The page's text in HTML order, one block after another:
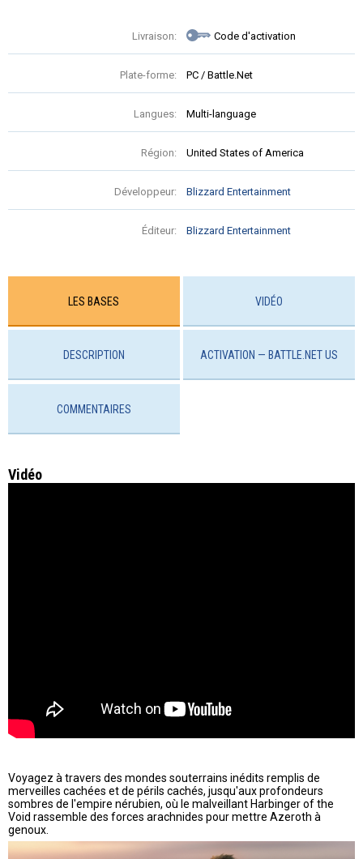
Livraison: Code d'activation
Plate-forme: PC / Battle.Net
Langues: Multi-language
Région: United States of America
Développeur: Blizzard Entertainment
Éditeur: Blizzard Entertainment
LES BASES VIDÉO
DESCRIPTION ACTIVATION — BATTLE.NET US
COMMENTAIRES
Vidéo
Voyagez à travers des mondes souterrains inédits remplis de
merveilles cachées et de périls cachés, jusqu'aux profondeurs
sombres de l'empire nérubien, où le malveillant Harbinger of the
Void rassemble des forces arachnides pour mettre Azeroth à
genoux.